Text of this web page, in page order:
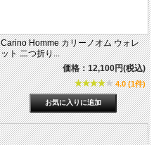
Carino Homme カリーノオム ウォレ
ット 二つ折り...
価格：12,100円(税込)
4.0 (1件)